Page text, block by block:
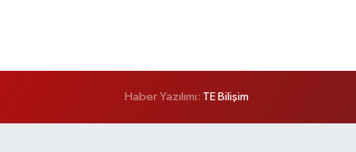
Haber Yazılımı: TE Bilişim